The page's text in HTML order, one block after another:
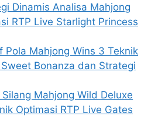
Dinamis Analisa Mahjong
RTP Live Starlight Princess
Pola Mahjong Wins 3 Teknik
Bonanza dan Strategi
Mahjong Wild Deluxe
Optimasi RTP Live Gates